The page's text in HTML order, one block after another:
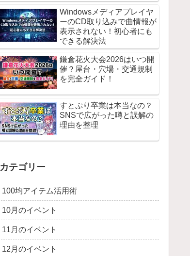
Windowsメディアプレイヤ
ーのCD取り込みで曲情報が
表示されない！初心者にも
できる解決法
鎌倉花火大会2026はいつ開
催？屋台・穴場・交通規制
を完全ガイド！
すとぷり卒業は本当なの？
SNSで広がった噂と誤解の
理由を整理
カテゴリー
100均アイテム活用術
10月のイベント
11月のイベント
12月のイベント